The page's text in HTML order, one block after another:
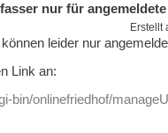
nur für
Erstellt
leider nur
Link an:
bin/onlinefriedhof/